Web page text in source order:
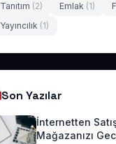
Tanıtım (2) Emlak (1)
Yayıncılık (1)
Son Yazılar
İnternetten
Mağazanızı